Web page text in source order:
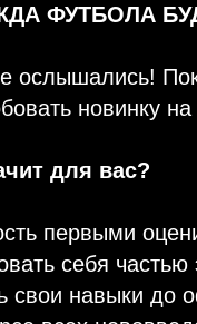
ФУТБОЛА
ослышались!
новинку
для вас?
первыми
себя
свои навыки до